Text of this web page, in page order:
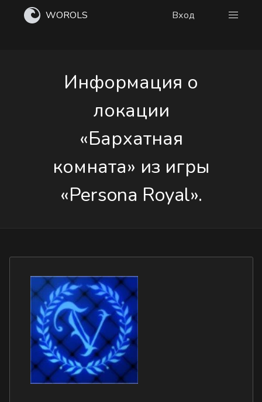
WOROLS Вход
Информация о
локации
«Бархатная
комната» из игры
«Persona Royal».